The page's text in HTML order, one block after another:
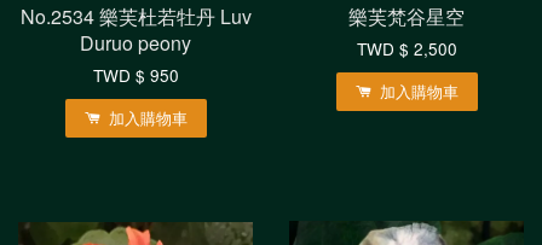
No.2534 樂芙杜若牡丹 Luv
Duruo peony
TWD $ 950
加入購物車
樂芙梵谷星空
TWD $ 2,500
加入購物車